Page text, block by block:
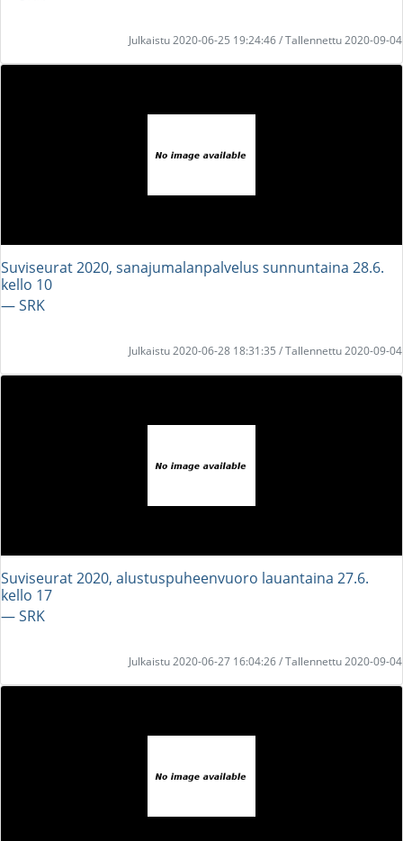
Julkaistu 2020-06-25 19:24:46 / Tallennettu 2020-09-04
Suviseurat 2020, sanajumalanpalvelus sunnuntaina 28.6.
kello 10
― SRK
Julkaistu 2020-06-28 18:31:35 / Tallennettu 2020-09-04
Suviseurat 2020, alustuspuheenvuoro lauantaina 27.6.
kello 17
― SRK
Julkaistu 2020-06-27 16:04:26 / Tallennettu 2020-09-04